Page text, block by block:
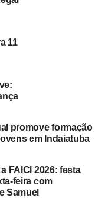
11
promove formação
em Indaiatuba
FAICI 2026: festa
feira com
Samuel